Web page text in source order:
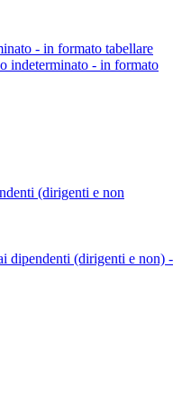
- in formato tabellare
indeterminato - in formato
(dirigenti e non
dipendenti (dirigenti e non) -